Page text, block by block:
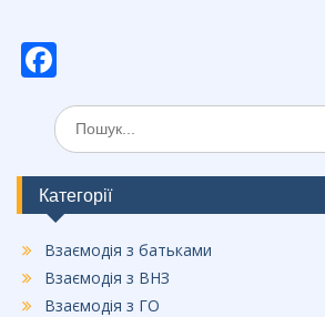
ac
e
b
o
o
k
Шукати:
Категорії
Взаємодія з батьками
Взаємодія з ВНЗ
Взаємодія з ГО